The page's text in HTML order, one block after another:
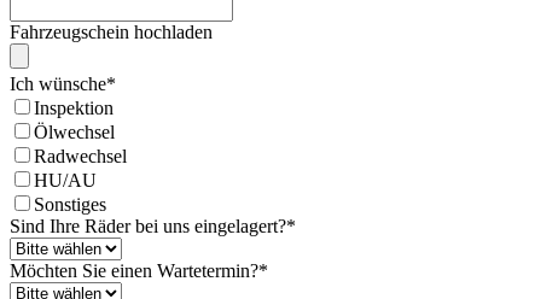
Fahrzeugschein hochladen
Ich wünsche*
Inspektion
Ölwechsel
Radwechsel
HU/AU
Sonstiges
Sind Ihre Räder bei uns eingelagert?*
Möchten Sie einen Wartetermin?*